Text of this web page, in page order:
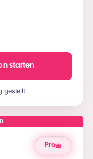
starten
gestellt
Pro